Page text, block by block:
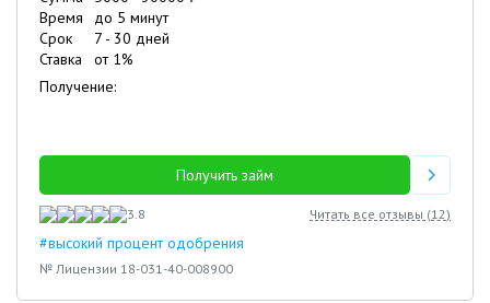
Время
до 5 минут
Срок
7 - 30 дней
Ставка
от 1%
Получение:
Получить займ
3.8 Читать все отзывы (12)
#высокий процент одобрения
№ Лицензии 18-031-40-008900